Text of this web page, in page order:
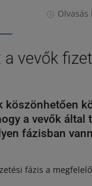
vevők
köszönhetően
a vevők által
fázisban
fázis a